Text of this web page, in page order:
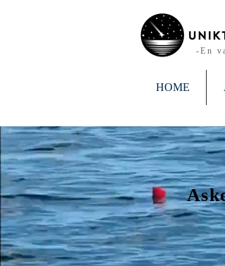
-En
HOME